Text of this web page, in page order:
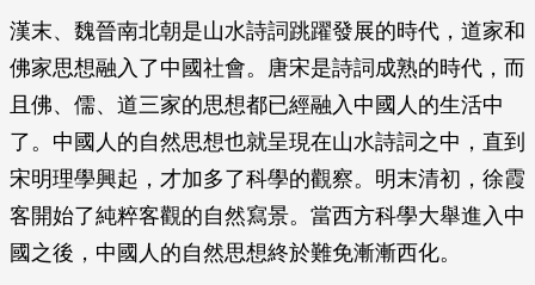
漢末、魏晉南北朝是山水詩詞跳躍發展的時代，道家和
佛家思想融入了中國社會。唐宋是詩詞成熟的時代，而
且佛、儒、道三家的思想都已經融入中國人的生活中
了。中國人的自然思想也就呈現在山水詩詞之中，直到
宋明理學興起，才加多了科學的觀察。明末清初，徐霞
客開始了純粹客觀的自然寫景。當西方科學大舉進入中
國之後，中國人的自然思想終於難免漸漸西化。